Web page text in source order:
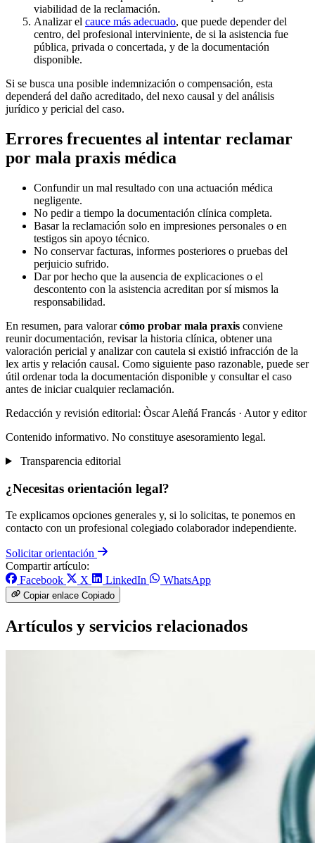
viabilidad de la reclamación.
Analizar el cauce más adecuado, que puede depender del
centro, del profesional interviniente, de si la asistencia fue
pública, privada o concertada, y de la documentación
disponible.
Si se busca una posible indemnización o compensación, esta
dependerá del daño acreditado, del nexo causal y del análisis
jurídico y pericial del caso.
Errores frecuentes al intentar reclamar
por mala praxis médica
Confundir un mal resultado con una actuación médica
negligente.
No pedir a tiempo la documentación clínica completa.
Basar la reclamación solo en impresiones personales o en
testigos sin apoyo técnico.
No conservar facturas, informes posteriores o pruebas del
perjuicio sufrido.
Dar por hecho que la ausencia de explicaciones o el
descontento con la asistencia acreditan por sí mismos la
responsabilidad.
En resumen, para valorarcómo probar mala praxis conviene
reunir documentación, revisar la historia clínica, obtener una
valoración pericial y analizar con cautela si existió infracción de la
lex artis y relación causal. Como siguiente paso razonable, puede ser
útil ordenar toda la documentación disponible y consultar el caso
antes de iniciar cualquier reclamación.
Redacción y revisión editorial: Òscar Aleñá Francás · Autor y editor
Contenido informativo. No constituye asesoramiento legal.
Transparencia editorial
¿Necesitas orientación legal?
Te explicamos opciones generales y, si lo solicitas, te ponemos en
contacto con un profesional colegiado colaborador independiente.
Solicitar orientación
Compartir artículo:
Facebook
X LinkedIn WhatsApp
Copiar enlace Copiado
Artículos y servicios relacionados